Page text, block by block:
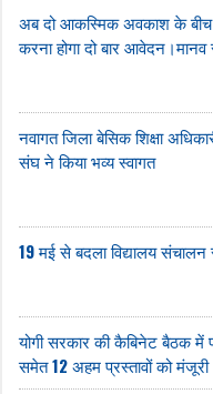
अब दो आकस्मिक अवकाश के
करना होगा दो बार
नवागत जिला बेसिक शिक्षा
संघ ने किया भव्य स्वागत
19 मई से बदला विद्यालय
योगी सरकार की कैबिनेट बैठक में
समेत 12 अहम प्रस्तावों को मंजूरी